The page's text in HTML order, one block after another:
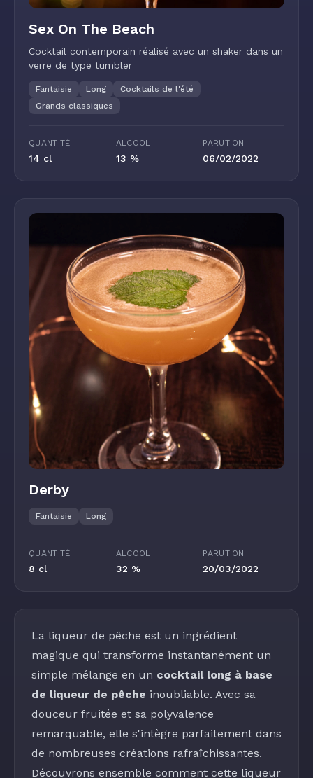
Sex On The Beach
Cocktail contemporain réalisé avec un shaker dans un
verre de type tumbler
Fantaisie Long
Cocktails de l'été
Grands classiques
QUANTITÉ
14 cl
ALCOOL
13 %
PARUTION
06/02/2022
Derby
Fantaisie Long
QUANTITÉ
8 cl
ALCOOL
32 %
PARUTION
20/03/2022
La liqueur de pêche est un ingrédient
magique qui transforme instantanément un
simple mélange en un cocktail long à base
de liqueur de pêche inoubliable. Avec sa
douceur fruitée et sa polyvalence
remarquable, elle s'intègre parfaitement dans
de nombreuses créations rafraîchissantes.
Découvrons ensemble comment cette liqueur